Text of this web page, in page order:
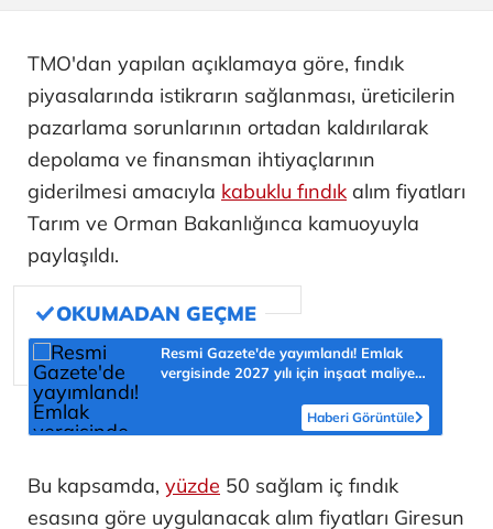
TMO'dan yapılan açıklamaya göre, fındık
piyasalarında istikrarın sağlanması, üreticilerin
pazarlama sorunlarının ortadan kaldırılarak
depolama ve finansman ihtiyaçlarının
giderilmesi amacıyla kabuklu fındık alım fiyatları
Tarım ve Orman Bakanlığınca kamuoyuyla
paylaşıldı.
Resmi Gazete'de yayımlandı! Emlak
vergisinde 2027 yılı için inşaat maliyet
Haberi Görüntüle
Bu kapsamda, yüzde 50 sağlam iç fındık
esasına göre uygulanacak alım fiyatları Giresun